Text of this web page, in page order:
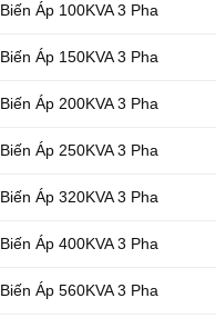
Biến Áp 100KVA 3 Pha
Biến Áp 150KVA 3 Pha
Biến Áp 200KVA 3 Pha
Biến Áp 250KVA 3 Pha
Biến Áp 320KVA 3 Pha
Biến Áp 400KVA 3 Pha
Biến Áp 560KVA 3 Pha